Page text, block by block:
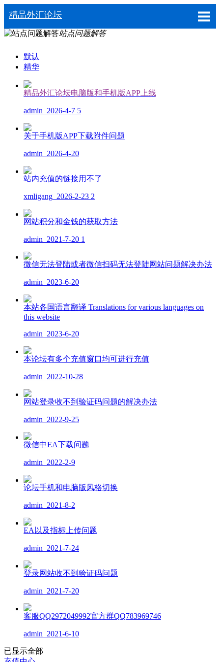
精品外汇论坛
站点问题解答
默认
精华
精品外汇论坛电脑版和手机版APP上线
admin 2026-4-7 5
关于手机版APP下载附件问题
admin 2026-4-20
站内充值的链接用不了
xmligang 2026-2-23 2
网站积分和金钱的获取方法
admin 2021-7-20 1
微信无法登陆或者微信扫码无法登陆网站问题解决办法
admin 2023-6-20
本站各国语言翻译 Translations for various languages on
this website
admin 2023-6-20
本论坛有多个充值窗口均可进行充值
admin 2022-10-28
网站登录收不到验证码问题的解决办法
admin 2022-9-25
微信中EA下载问题
admin 2022-2-9
论坛手机和电脑版风格切换
admin 2021-8-2
EA以及指标上传问题
admin 2021-7-24
登录网站收不到验证码问题
admin 2021-7-20
客服QQ2972049992官方群QQ783969746
admin 2021-6-10
已显示全部